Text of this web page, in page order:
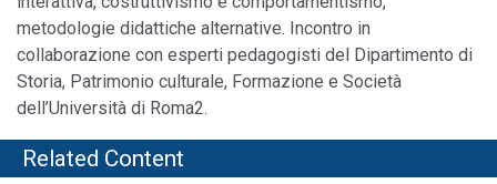
metodologie didattiche alternative. Incontro in
collaborazione con esperti pedagogisti del Dipartimento di
Storia, Patrimonio culturale, Formazione e Società
dell’Università di Roma2.
Related Content